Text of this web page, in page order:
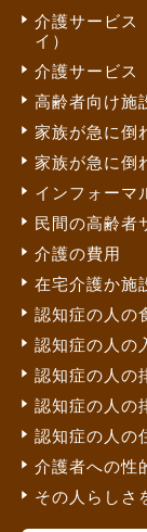
介護サービス
イ）
介護サービス
高齢者向け施
家族が急に倒
家族が急に倒
インフォーマ
民間の高齢者
介護の費用
在宅介護か施
認知症の人の
認知症の人の
認知症の人の
認知症の人の
認知症の人の
介護者への性
その人らしさ